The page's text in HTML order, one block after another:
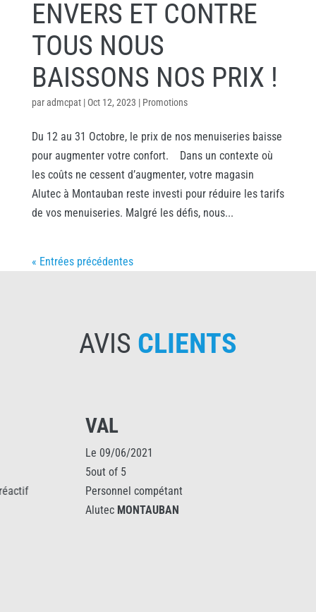
ENVERS ET CONTRE
TOUS NOUS
BAISSONS NOS PRIX !
paradmcpat| Oct 12, 2023 | Promotions
Du 12 au 31 Octobre, le prix de nos menuiseries baisse
pour augmenter votre confort. Dans un contexte où
les coûts ne cessent d’augmenter, votre magasin
Alutec à Montauban reste investi pour réduire les tarifs
de vos menuiseries. Malgré les défis, nous...
« Entrées précédentes
AVIS CLIENTS
Personnel compétant
MONTAUBAN